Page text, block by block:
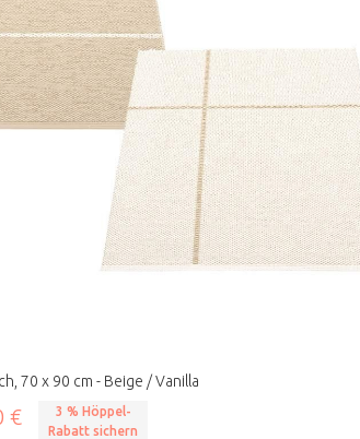
70 x 90 cm - Beige / Vanilla
€
3 % Höppel-
Rabatt sichern